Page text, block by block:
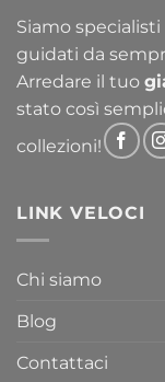
Siamo
guidati da
Arredare il tuo
stato così
collezioni!
LINK VELOCI
Chi siamo
Blog
Contattaci